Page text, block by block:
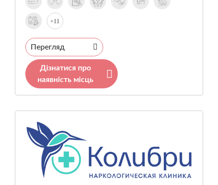
+11
Перегляд
Дізнатися про
наявність місць